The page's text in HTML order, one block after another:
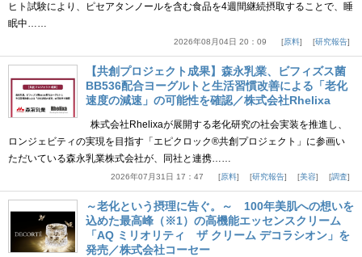
ヒト試験により、ピセアタンノールを含む食品を4週間継続摂取することで、睡
眠中……
2026年08月04日 20：09 原料 研究報告
【共創プロジェクト成果】森永乳業、ビフィズス菌
BB536配合ヨーグルトと生活習慣改善による「老化
速度の減速」の可能性を確認／株式会社Rhelixa
株式会社Rhelixaが展開する老化研究の社会実装を推進し、
ロンジェビティの実現を目指す「エピクロック®共創プロジェクト」に参画い
ただいている森永乳業株式会社が、同社と連携……
2026年07月31日 17：47 原料 研究報告 美容 調査
～老化という摂理に告ぐ。～ 100年美肌への想いを
込めた最高峰（※1）の高機能エッセンスクリーム
「AQ ミリオリティ ザ クリーム デコラシオン」を
発売／株式会社コーセー